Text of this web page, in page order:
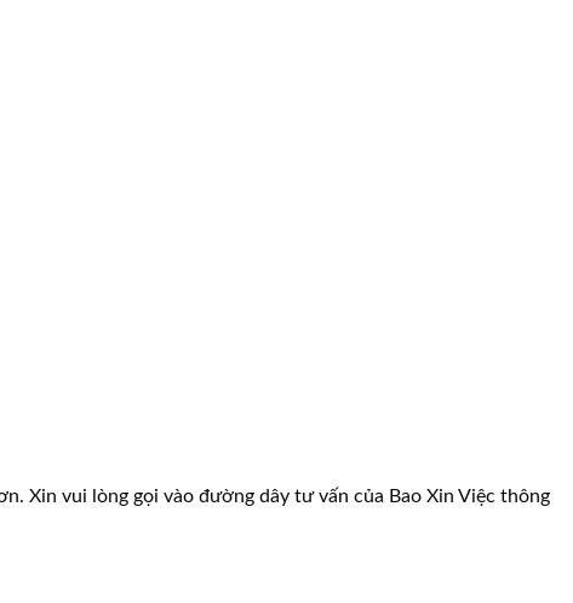
Xin vui lòng gọi vào đường dây tư vấn của Bao Xin Việc thông